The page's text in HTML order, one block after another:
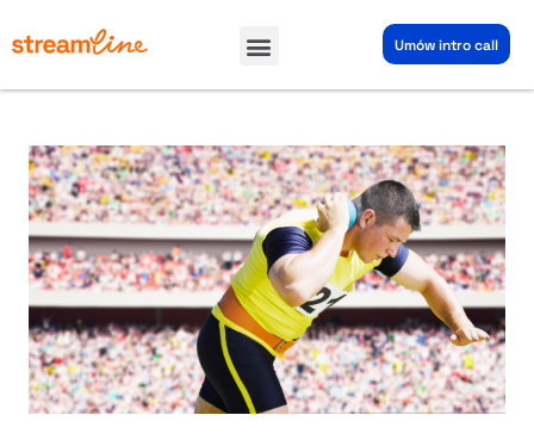
do
Menu Umów intro call